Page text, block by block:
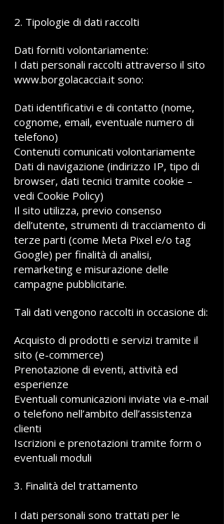
2. Tipologie di dati raccolti
Dati forniti volontariamente:
I dati personali raccolti attraverso il sito
www.borgolacaccia.it sono:
Dati identificativi e di contatto (nome,
cognome, email, eventuale numero di
telefono)
Contenuti comunicati volontariamente
Dati di navigazione (indirizzo IP, tipo di
browser, dati tecnici tramite cookie –
vedi Cookie Policy)
Il sito utilizza, previo consenso
dell’utente, strumenti di tracciamento di
terze parti (come Meta Pixel e/o tag
Google) per finalità di analisi,
remarketing e misurazione delle
campagne pubblicitarie.
Tali dati vengono raccolti in occasione di:
Acquisto di prodotti e servizi tramite il
sito (e-commerce)
Prenotazione di eventi, attività ed
esperienze
Eventuali comunicazioni inviate via e-mail
o telefono nell’ambito dell’assistenza
clienti
Iscrizioni e prenotazioni tramite form o
eventuali moduli
3. Finalità del trattamento
I dati personali sono trattati per le